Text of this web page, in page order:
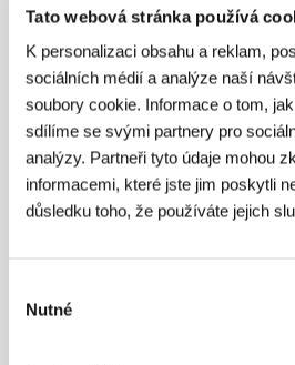
Tato webová stránka používá
K personalizaci obsahu a reklam,
sociálních médií a analýze naší
soubory cookie. Informace o tom,
sdílíme se svými partnery pro
analýzy. Partneři tyto údaje mohou
informacemi, které jste jim poskytli
důsledku toho, že používáte jejich
souhlasu
Nutné
Press kit
Hosté